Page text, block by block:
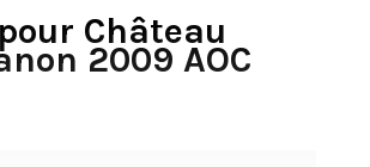
Château
2009 AOC